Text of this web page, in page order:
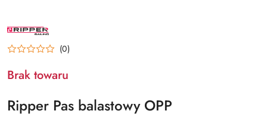
NAZWA
PRODUCENTA:
RIPPER (0)
Brak towaru
Ripper Pas balastowy OPP